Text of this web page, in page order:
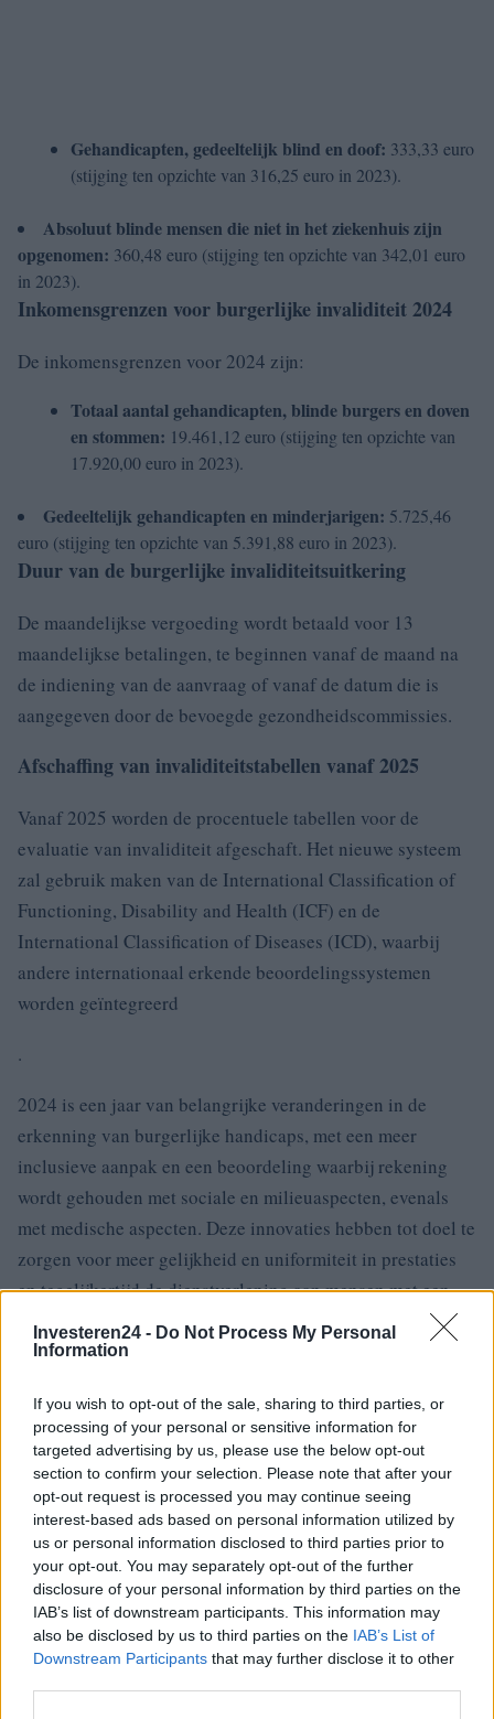
Investeren24 - Do Not Process My Personal
Information
If you wish to opt-out of the sale, sharing to third parties, or
processing of your personal or sensitive information for
targeted advertising by us, please use the below opt-out
section to confirm your selection. Please note that after your
opt-out request is processed you may continue seeing
interest-based ads based on personal information utilized by
us or personal information disclosed to third parties prior to
your opt-out. You may separately opt-out of the further
disclosure of your personal information by third parties on the
IAB’s list of downstream participants. This information may
also be disclosed by us to third parties on the IAB’s List of
Downstream Participants that may further disclose it to other
Gehandicapten, gedeeltelijk blind en doof: 333,33 euro
(stijging ten opzichte van 316,25 euro in 2023).
Absoluut blinde mensen die niet in het ziekenhuis zijn
opgenomen: 360,48 euro (stijging ten opzichte van 342,01 euro
in 2023).
Inkomensgrenzen voor burgerlijke invaliditeit 2024
De inkomensgrenzen voor 2024 zijn:
Totaal aantal gehandicapten, blinde burgers en doven
en stommen: 19.461,12 euro (stijging ten opzichte van
17.920,00 euro in 2023).
Gedeeltelijk gehandicapten en minderjarigen: 5.725,46
euro (stijging ten opzichte van 5.391,88 euro in 2023).
Duur van de burgerlijke invaliditeitsuitkering
De maandelijkse vergoeding wordt betaald voor 13
maandelijkse betalingen, te beginnen vanaf de maand na
de indiening van de aanvraag of vanaf de datum die is
aangegeven door de bevoegde gezondheidscommissies.
Afschaffing van invaliditeitstabellen vanaf 2025
Vanaf 2025 worden de procentuele tabellen voor de
evaluatie van invaliditeit afgeschaft. Het nieuwe systeem
zal gebruik maken van de International Classification of
Functioning, Disability and Health (ICF) en de
International Classification of Diseases (ICD), waarbij
andere internationaal erkende beoordelingssystemen
worden geïntegreerd
.
2024 is een jaar van belangrijke veranderingen in de
erkenning van burgerlijke handicaps, met een meer
inclusieve aanpak en een beoordeling waarbij rekening
wordt gehouden met sociale en milieuaspecten, evenals
met medische aspecten. Deze innovaties hebben tot doel te
zorgen voor meer gelijkheid en uniformiteit in prestaties
en tegelijkertijd de dienstverlening aan mensen met een
handicap te verbeteren. Blijf de blog volgen voor meer
updates en nuttige informatie over de voordelen en
handicap
Giorgia Stromeo